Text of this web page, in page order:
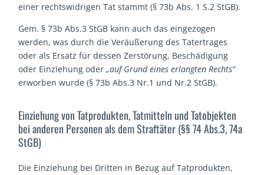
einer rechtswidrigen Tat stammt (§ 73b Abs. 1 S.2 StGB).
Gem. § 73b Abs.3 StGB kann auch das eingezogen
werden, was durch die Veräußerung des Tatertrages
oder als Ersatz für dessen Zerstörung, Beschädigung
oder Einziehung oder„auf Grund eines erlangten Rechts“
erworben wurde (§ 73b Abs.3 Nr.1 und Nr.2 StGB).
Einziehung von Tatprodukten, Tatmitteln und Tatobjekten
bei anderen Personen als dem Straftäter (§§ 74 Abs.3, 74a
StGB)
Die Einziehung bei Dritten in Bezug auf Tatprodukten,